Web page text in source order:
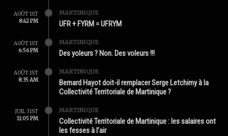
AOÛT 1ST
8:42 PM
MARTINIQUE
UFR + FYRM = UFRYM
AOÛT 1ST
6:56 PM
MARTINIQUE
Des yoleurs ? Non. Des voleurs !!!
AOÛT 1ST
8:35 AM
MARTINIQUE
Bernard Hayot doit-il remplacer Serge Letchimy à la
Collectivité Territoriale de Martinique ?
JUIL 31ST
11:05 PM
MARTINIQUE
Collectivité Territoriale de Martinique : les salaires ont
les fesses à l’air